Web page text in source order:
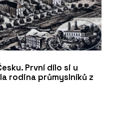
První dílo si u
rodina průmyslníků z